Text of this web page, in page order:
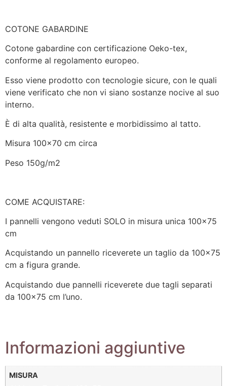
COTONE GABARDINE
Cotone gabardine con certificazione Oeko-tex,
conforme al regolamento europeo.
Esso viene prodotto con tecnologie sicure, con le quali
viene verificato che non vi siano sostanze nocive al suo
interno.
È di alta qualità, resistente e morbidissimo al tatto.
Misura 100×70 cm circa
Peso 150g/m2
COME ACQUISTARE:
I pannelli vengono veduti SOLO in misura unica 100×75
cm
Acquistando un pannello riceverete un taglio da 100×75
cm a figura grande.
Acquistando due pannelli riceverete due tagli separati
da 100×75 cm l’uno.
Informazioni aggiuntive
MISURA